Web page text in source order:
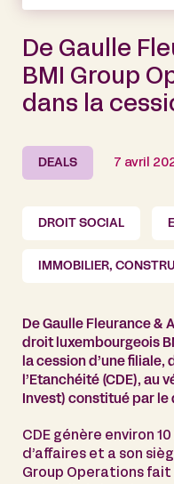
De Gaulle
BMI Group
dans la
DEALS 7 avril
DROIT SOCIAL
IMMOBILIER,
De Gaulle Fleurance &
droit luxembourgeois
la cession d’une
l’Etanchéité (CDE), au
Invest) constitué par
CDE génère environ
d’affaires et a son
Group Operations fait